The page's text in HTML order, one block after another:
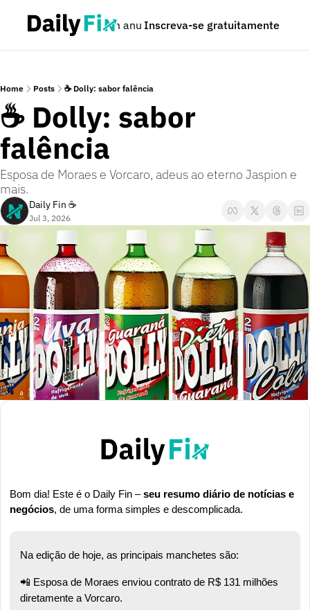
Podcast Seja um anunciante Dúvidas
Inscreva-se gratuitamente
Home Posts ☕ Dolly: sabor falência
☕ Dolly: sabor
falência
Esposa de Moraes e Vorcaro, adeus ao eterno Jaspion e
mais.
Daily Fin ☕
Jul 3, 2026
Bom dia! Este é o Daily Fin – seu resumo diário de notícias e
negócios, de uma forma simples e descomplicada.
Na edição de hoje, as principais manchetes são:
📲 Esposa de Moraes enviou contrato de R$ 131 milhões
diretamente a Vorcaro.